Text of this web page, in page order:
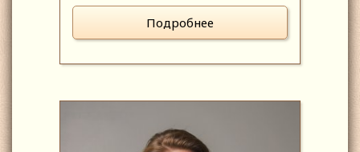
Подробнее